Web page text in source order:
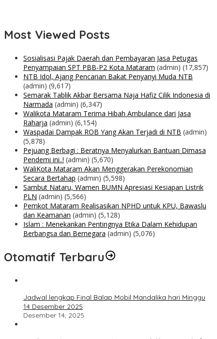
Most Viewed Posts
Sosialisasi Pajak Daerah dan Pembayaran Jasa Petugas
Penyampaian SPT PBB-P2 Kota Mataram (admin) (17,857)
NTB Idol, Ajang Pencarian Bakat Penyanyi Muda NTB
(admin) (9,617)
Semarak Tablik Akbar Bersama Naja Hafiz Cilik Indonesia di
Narmada (admin) (6,347)
Walikota Mataram Terima Hibah Ambulance dari Jasa
Raharja (admin) (6,154)
Waspadai Dampak ROB Yang Akan Terjadi di NTB (admin)
(5,878)
Pejuang Berbagi : Beratnya Menyalurkan Bantuan Dimasa
Pendemi ini..! (admin) (5,670)
WaliKota Mataram Akan Menggerakan Perekonomian
Secara Bertahap (admin) (5,598)
Sambut Nataru, Wamen BUMN Apresiasi Kesiapan Listrik
PLN (admin) (5,566)
Pemkot Mataram Realisasikan NPHD untuk KPU, Bawaslu
dan Keamanan (admin) (5,128)
Islam : Menekankan Pentingnya Etika Dalam Kehidupan
Berbangsa dan Bernegara (admin) (5,076)
Otomatif Terbaru
Jadwal lengkap Final Balap Mobil Mandalika hari Minggu
14 Desember 2025
Desember 14, 2025